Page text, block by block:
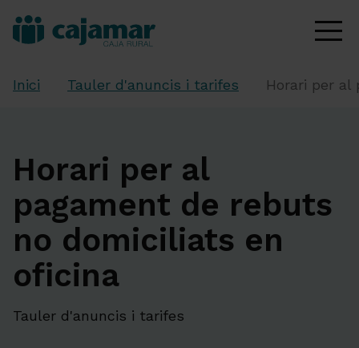
Inici Tauler d'anuncis i tarifes Horari per
Horari per al
pagament de rebuts
no domiciliats en
oficina
Tauler d'anuncis i tarifes